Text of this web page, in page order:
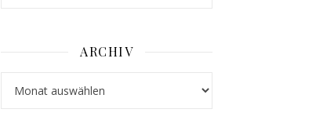
ARCHIV